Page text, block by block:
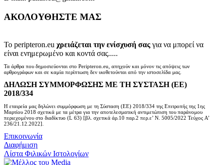
ΑΚΟΛΟΥΘΗΣΤΕ ΜΑΣ
Το peripteron.eu χρειάζεται την ενίσχυσή σας για να μπορεί να
είναι ενημερωμένο και κοντά σας.....
Τα άρθρα που δημοσιεύονται στο Peripteron.eu, απηχούν και μόνον τις απόψεις των
αρθρογράφων και σε καμία περίπτωση δεν υιοθετούνται από την ιστοσελίδα μας.
ΔΗΛΩΣΗ ΣΥΜΜΟΡΦΩΣΗΣ ΜΕ ΤΗ ΣΥΣΤΑΣΗ (ΕΕ)
2018/334
Η εταιρεία μας δηλώνει συμμόρφωση με τη Σύσταση (ΕΕ) 2018/334 της Επιτροπής της 1ης
Μαρτίου 2018 σχετικά με τα μέτρα για την αποτελεσματική αντιμετώπιση του παράνομου
περιεχομένου στο διαδίκτυο (L 63) [βλ. σχετικά άρ.10 παρ.2 περ.ε’ Ν. 5005/2022 Τεύχος A’
236/21.12.2022].
Επικοινωνία
Διαφήμιση
Λίστα Φιλικών Ιστολογίων